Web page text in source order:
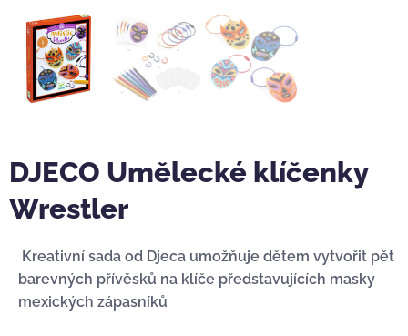
DJECO Umělecké klíčenky
Wrestler
Kreativní sada od Djeca umožňuje dětem vytvořit pět
barevných přívěsků na klíče představujících masky
mexických zápasníků